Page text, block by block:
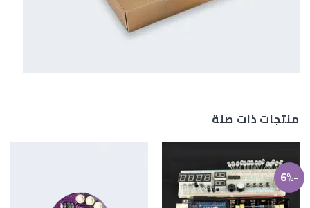
منتجات ذات صلة
-6%